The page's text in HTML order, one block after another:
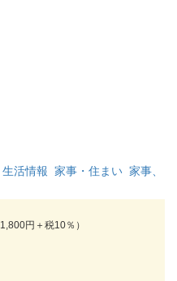
生活情報 家事・住まい 家事、
1,800円＋税10％）